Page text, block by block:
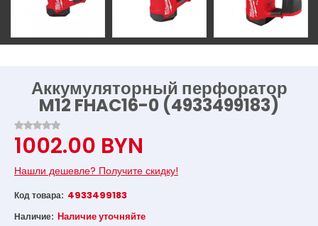
Аккумуляторный перфоратор
M12 FHAC16-0 (4933499183)
1002.00 BYN
Нашли дешевле? Получите скидку!
Код товара: 4933499183
Наличие: Наличие уточняйте